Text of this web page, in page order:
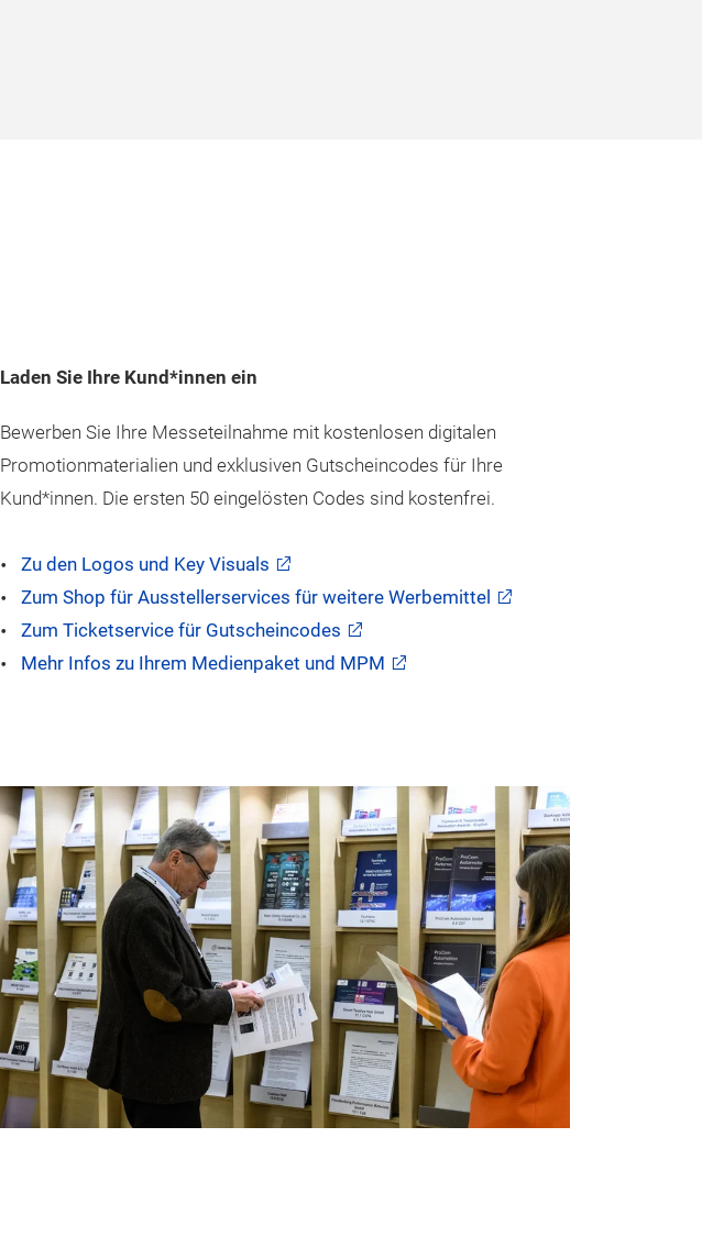
Laden Sie Ihre Kund*innen ein
Bewerben Sie Ihre Messeteilnahme mit kostenlosen digitalen
Promotionmaterialien und exklusiven Gutscheincodes für Ihre
Kund*innen. Die ersten 50 eingelösten Codes sind kostenfrei.
Zu den Logos und Key Visuals
Zum Shop für Ausstellerservices für weitere Werbemittel
Zum Ticketservice für Gutscheincodes
Mehr Infos zu Ihrem Medienpaket und MPM